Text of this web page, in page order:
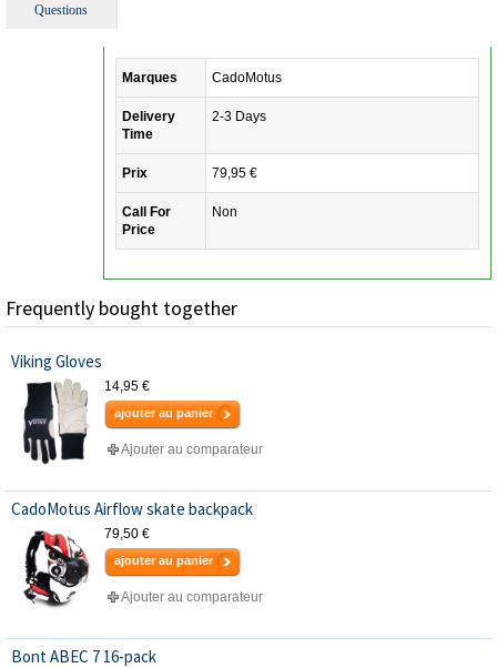
Questions
Marques CadoMotus
Delivery
Time
2-3 Days
Prix 79,95 €
Call For
Price
Non
Frequently bought together
Viking Gloves
14,95 €
ajouter au panier
Ajouter au comparateur
CadoMotus Airflow skate backpack
79,50 €
ajouter au panier
Ajouter au comparateur
Bont ABEC 7 16-pack